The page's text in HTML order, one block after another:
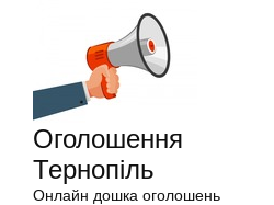
Оголошення
Тернопіль
Онлайн дошка оголошень